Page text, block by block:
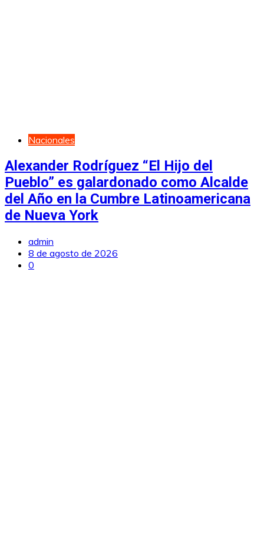
Nacionales
Alexander Rodríguez “El Hijo del
Pueblo” es galardonado como Alcalde
del Año en la Cumbre Latinoamericana
de Nueva York
admin
8 de agosto de 2026
0